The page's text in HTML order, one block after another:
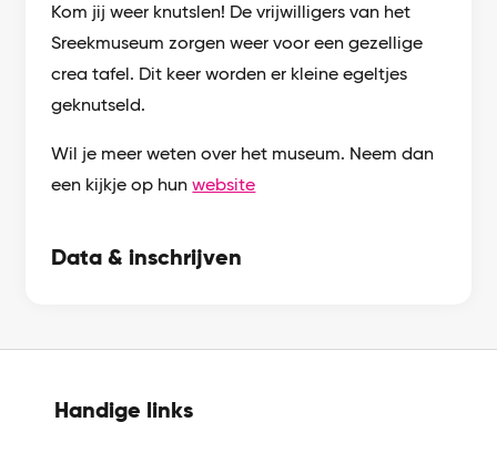
Kom jij weer knutslen! De vrijwilligers van het
Sreekmuseum zorgen weer voor een gezellige
crea tafel. Dit keer worden er kleine egeltjes
geknutseld.
Wil je meer weten over het museum. Neem dan
een kijkje op hunwebsite
Data & inschrijven
Handige links